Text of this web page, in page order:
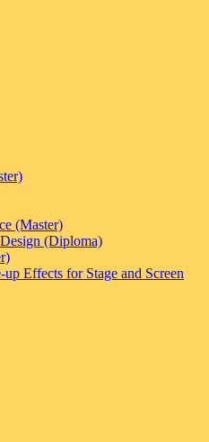
(Master)
(Diploma)
Effects for Stage and Screen